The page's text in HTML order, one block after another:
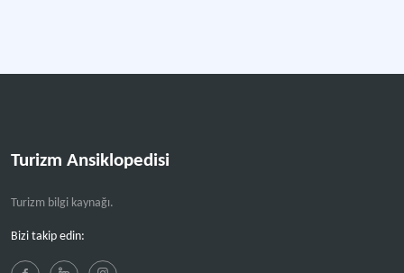
Turizm Ansiklopedisi
Turizm bilgi kaynağı.
Bizi takip edin: